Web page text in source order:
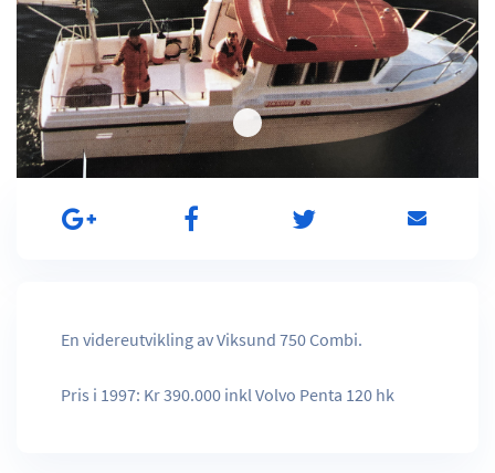
En videreutvikling av Viksund 750 Combi.
Pris i 1997: Kr 390.000 inkl Volvo Penta 120 hk